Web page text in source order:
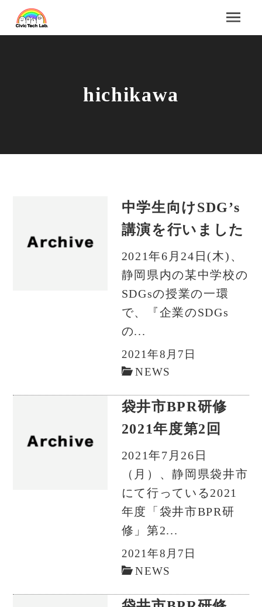
hichikawa
中学生向けSDG’s
講演を行いました
2021年6月24日(木)、
静岡県内の某中学校の
SDGsの授業の一環
で、『企業のSDGs
の...
2021年8月7日
NEWS
袋井市BPR研修
2021年度第2回
2021年7月26日
（月）、静岡県袋井市
にて行っている2021
年度「袋井市BPR研
修」第2...
2021年8月7日
NEWS